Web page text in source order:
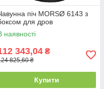
піч MORSØ 6143 з
для дров
наявності
343,04 ₴
825,60 ₴
Купити